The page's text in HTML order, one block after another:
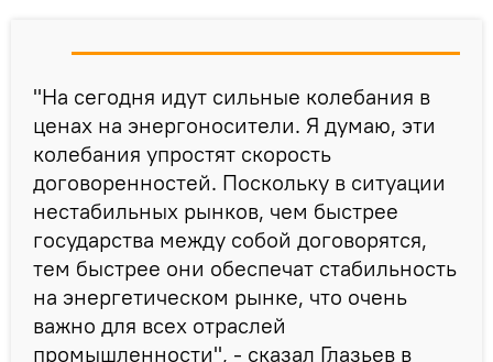
"На сегодня идут сильные колебания в
ценах на энергоносители. Я думаю, эти
колебания упростят скорость
договоренностей. Поскольку в ситуации
нестабильных рынков, чем быстрее
государства между собой договорятся,
тем быстрее они обеспечат стабильность
на энергетическом рынке, что очень
важно для всех отраслей
промышленности", - сказал Глазьев в